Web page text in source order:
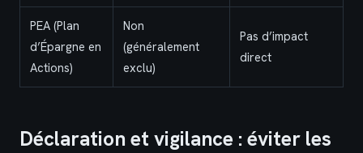
PEA (Plan
d’Épargne en
Actions)
Non
(généralement
exclu)
Pas d’impact
direct
Déclaration et vigilance : éviter les